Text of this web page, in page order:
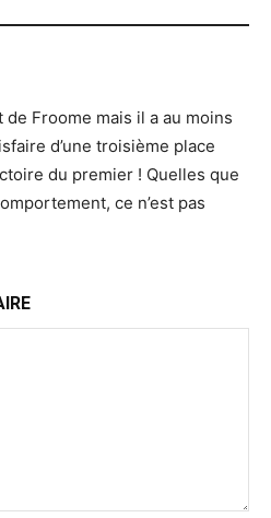
de Froome mais il a au moins
d’une troisième place
du premier ! Quelles que
ce n’est pas